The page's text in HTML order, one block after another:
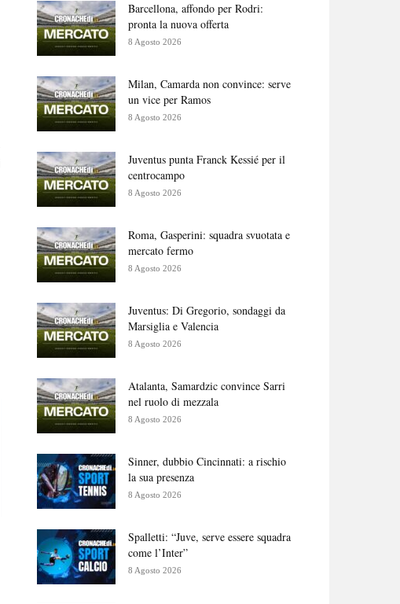
Barcellona, affondo per Rodri:
pronta la nuova offerta
8 Agosto 2026
Milan, Camarda non convince: serve
un vice per Ramos
8 Agosto 2026
Juventus punta Franck Kessié per il
centrocampo
8 Agosto 2026
Roma, Gasperini: squadra svuotata e
mercato fermo
8 Agosto 2026
Juventus: Di Gregorio, sondaggi da
Marsiglia e Valencia
8 Agosto 2026
Atalanta, Samardzic convince Sarri
nel ruolo di mezzala
8 Agosto 2026
Sinner, dubbio Cincinnati: a rischio
la sua presenza
8 Agosto 2026
Spalletti: “Juve, serve essere squadra
come l’Inter”
8 Agosto 2026